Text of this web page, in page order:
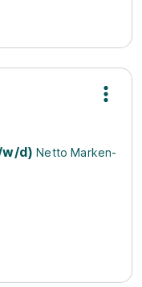
w/d) Netto Marken-